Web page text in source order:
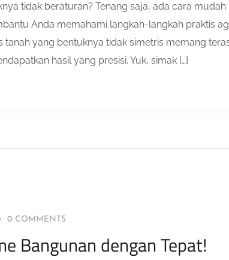
tidak beraturan? Tenang saja, ada cara mudah
Anda memahami langkah-langkah praktis
yang bentuknya tidak simetris memang
hasil yang presisi. Yuk, simak […]
0 COMMENTS
Bangunan dengan Tepat!